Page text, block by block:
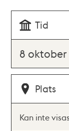
Tid
8 oktober
Plats
Kan inte